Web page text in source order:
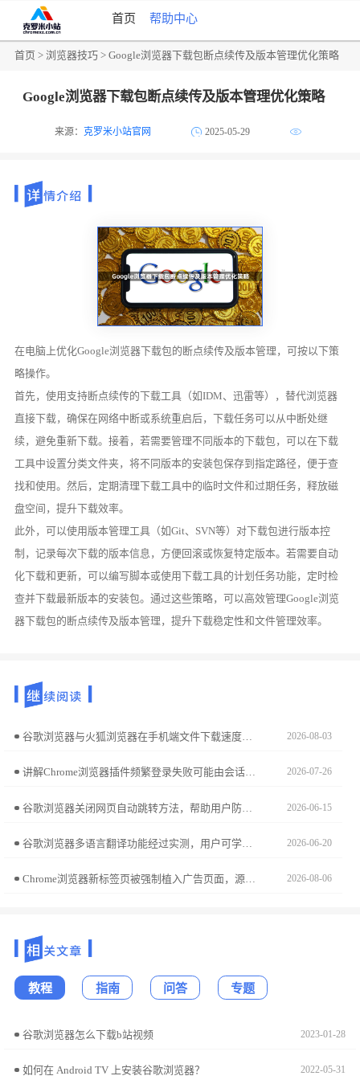
首页 帮助中心
首页 >浏览器技巧 > Google浏览器下载包断点续传及版本管理优化策略
Google浏览器下载包断点续传及版本管理优化策略
来源：克罗米小站官网 2025-05-29
在电脑上优化Google浏览器下载包的断点续传及版本管理，可按以下策
略操作。
首先，使用支持断点续传的下载工具（如IDM、迅雷等），替代浏览器
直接下载，确保在网络中断或系统重启后，下载任务可以从中断处继
续，避免重新下载。接着，若需要管理不同版本的下载包，可以在下载
工具中设置分类文件夹，将不同版本的安装包保存到指定路径，便于查
找和使用。然后，定期清理下载工具中的临时文件和过期任务，释放磁
盘空间，提升下载效率。
此外，可以使用版本管理工具（如Git、SVN等）对下载包进行版本控
制，记录每次下载的版本信息，方便回滚或恢复特定版本。若需要自动
化下载和更新，可以编写脚本或使用下载工具的计划任务功能，定时检
查并下载最新版本的安装包。通过这些策略，可以高效管理Google浏览
器下载包的断点续传及版本管理，提升下载稳定性和文件管理效率。
谷歌浏览器与火狐浏览器在手机端文件下载速度上有何差异？本篇横向测评通过多网络环境实测，客观展示两款浏览器的下载传输效率，为你选购上网工具提供精准参考。 2026-08-03
讲解Chrome浏览器插件频繁登录失败可能由会话异常导致，提供详细排查和修复建议，保障登录顺畅。 2026-07-26
谷歌浏览器关闭网页自动跳转方法，帮助用户防止恶意跳转和广告弹窗，保障浏览安全，提升使用体验。详细步骤简单易操作。 2026-06-15
谷歌浏览器多语言翻译功能经过实测，用户可学习操作教程提高翻译效率，实现顺畅跨语言浏览。 2026-06-20
Chrome浏览器新标签页被强制植入广告页面，源于底层配置被植入恶意脚本。本文拆解劫持诱因，并提供环境参数一键复原方案，帮您重获自主可控的标签页交互空间。 2026-08-06
教程 指南 问答 专题
谷歌浏览器怎么下载b站视频 2023-01-28
如何在 Android TV 上安装谷歌浏览器？ 2022-05-31